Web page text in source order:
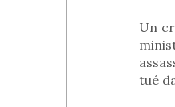
Un
tué